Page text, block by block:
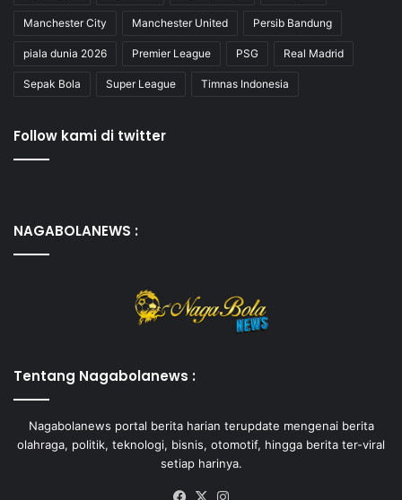
Manchester City Manchester United Persib Bandung
piala dunia 2026 Premier League PSG Real Madrid
Sepak Bola Super League Timnas Indonesia
Follow kami di twitter
NAGABOLANEWS :
Tentang Nagabolanews :
Nagabolanews portal berita harian terupdate mengenai berita
olahraga, politik, teknologi, bisnis, otomotif, hingga berita ter-viral
setiap harinya.